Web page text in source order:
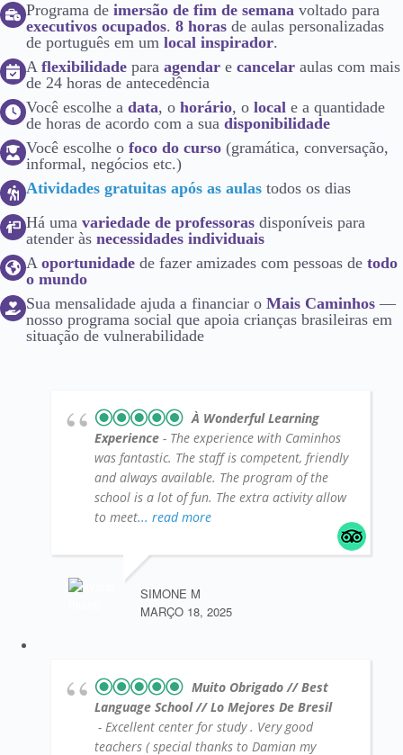
Programa de imersão de fim de semana voltado para
executivos ocupados. 8 horas de aulas personalizadas
de português em um local inspirador.
A flexibilidade para agendar e cancelar aulas com mais
de 24 horas de antecedência
Você escolhe a data, o horário, o local e a quantidade
de horas de acordo com a sua disponibilidade
Você escolhe o foco do curso (gramática, conversação,
informal, negócios etc.)
Atividades gratuitas após as aulas todos os dias
Há uma variedade de professoras disponíveis para
atender às necessidades individuais
A oportunidade de fazer amizades com pessoas de todo
o mundo
Sua mensalidade ajuda a financiar o Mais Caminhos —
nosso programa social que apoia crianças brasileiras em
situação de vulnerabilidade
À Wonderful Learning
Experience - The experience with Caminhos
was fantastic. The staff is competent, friendly
and always available. The program of the
school is a lot of fun. The extra activity allow
to meet... read more
SIMONE M
MARÇO 18, 2025
Muito Obrigado // Best
Language School // Lo Mejores De Bresil
- Excellent center for study . Very good
teachers ( special thanks to Damian my